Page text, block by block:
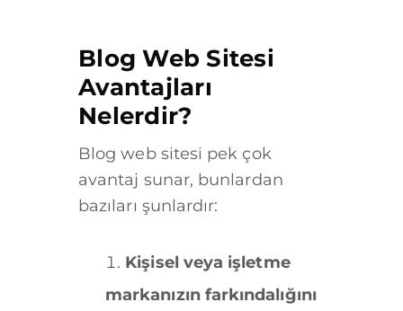
Blog Web Sitesi
Avantajları
Nelerdir?
Blog web sitesi pek çok
avantaj sunar, bunlardan
bazıları şunlardır:
Kişisel veya işletme
markanızın farkındalığını